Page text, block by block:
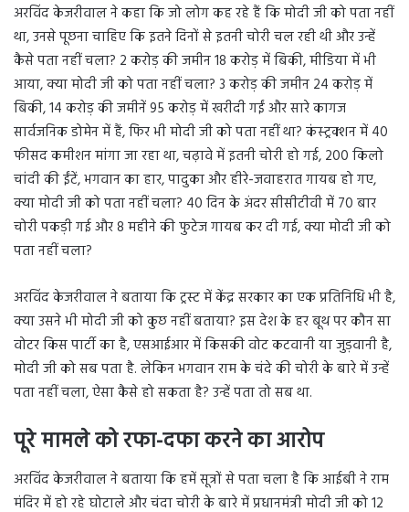
अरविंद केजरीवाल ने कहा कि जो लोग कह रहे हैं कि मोदी जी को पता नहीं
था, उनसे पूछना चाहिए कि इतने दिनों से इतनी चोरी चल रही थी और उन्हें
कैसे पता नहीं चला? 2 करोड़ की जमीन 18 करोड़ में बिकी, मीडिया में भी
आया, क्या मोदी जी को पता नहीं चला? 3 करोड़ की जमीन 24 करोड़ में
बिकी, 14 करोड़ की जमीनें 95 करोड़ में खरीदी गईं और सारे कागज
सार्वजनिक डोमेन में हैं, फिर भी मोदी जी को पता नहीं था? कंस्ट्रक्शन में 40
फीसद कमीशन मांगा जा रहा था, चढ़ावे में इतनी चोरी हो गई, 200 किलो
चांदी की ईंटें, भगवान का हार, पादुका और हीरे-जवाहरात गायब हो गए,
क्या मोदी जी को पता नहीं चला? 40 दिन के अंदर सीसीटीवी में 70 बार
चोरी पकड़ी गई और 8 महीने की फुटेज गायब कर दी गई, क्या मोदी जी को
पता नहीं चला?
अरविंद केजरीवाल ने बताया कि ट्रस्ट में केंद्र सरकार का एक प्रतिनिधि भी है,
क्या उसने भी मोदी जी को कुछ नहीं बताया? इस देश के हर बूथ पर कौन सा
वोटर किस पार्टी का है, एसआईआर में किसकी वोट कटवानी या जुड़वानी है,
मोदी जी को सब पता है. लेकिन भगवान राम के चंदे की चोरी के बारे में उन्हें
पता नहीं चला, ऐसा कैसे हो सकता है? उन्हें पता तो सब था.
पूरे मामले को रफा-दफा करने का आरोप
अरविंद केजरीवाल ने बताया कि हमें सूत्रों से पता चला है कि आईबी ने राम
मंदिर में हो रहे घोटाले और चंदा चोरी के बारे में प्रधानमंत्री मोदी जी को 12